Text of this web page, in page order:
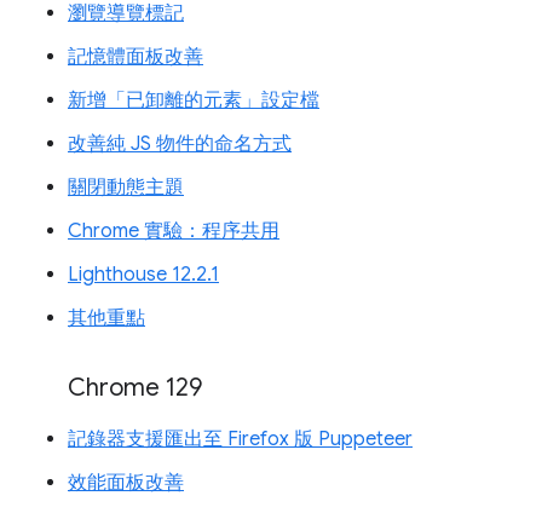
瀏覽導覽標記
記憶體面板改善
新增「已卸離的元素」設定檔
改善純 JS 物件的命名方式
關閉動態主題
Chrome 實驗：程序共用
Lighthouse 12.2.1
其他重點
Chrome 129
記錄器支援匯出至 Firefox 版 Puppeteer
效能面板改善